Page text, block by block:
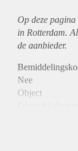
Op deze
in Rotterdam.
de aanbieder.
Nee
Object